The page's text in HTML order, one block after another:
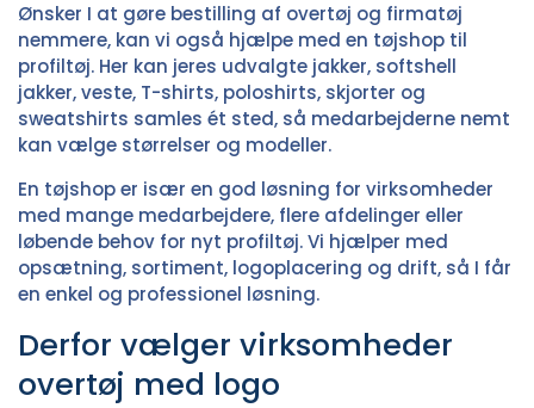
Ønsker I at gøre bestilling af overtøj og firmatøj
nemmere, kan vi også hjælpe med en tøjshop til
profiltøj. Her kan jeres udvalgte jakker, softshell
jakker, veste, T-shirts, poloshirts, skjorter og
sweatshirts samles ét sted, så medarbejderne nemt
kan vælge størrelser og modeller.
En tøjshop er især en god løsning for virksomheder
med mange medarbejdere, flere afdelinger eller
løbende behov for nyt profiltøj. Vi hjælper med
opsætning, sortiment, logoplacering og drift, så I får
en enkel og professionel løsning.
Derfor vælger virksomheder
overtøj med logo